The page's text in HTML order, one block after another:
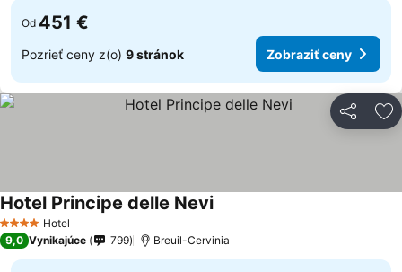
Od 451 €
Pozrieť ceny z(o) 9 stránok Zobraziť ceny
Zdieľať
4 Počet hviezdičiek
Hotel
Hotel Principe delle NeviZobraziť ceny
9,0 Vynikajúce 799 Breuil-Cervinia